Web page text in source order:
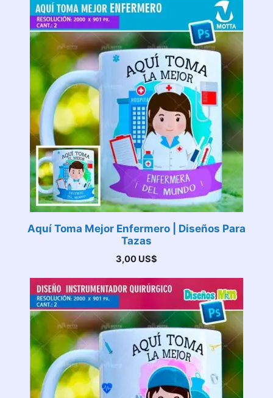
Aquí Toma Mejor Enfermero | Diseños Para
Tazas
3,00 US$